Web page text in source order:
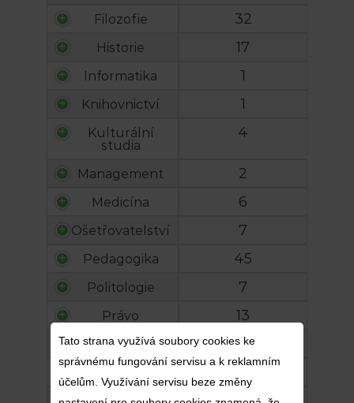
Filozofie 32
Historie 17
Informatika 1
Knihovnictví 1
Kulturální
studia
4
Management 2
Medicína 6
Ošetřovatelství 7
Pedagogika 45
Politologie 7
Právo 13
Psychologie 8
Religionistika
Tato strana využívá soubory cookies ke
správnému fungování servisu a k reklamním
účelům. Využívání servisu beze změny